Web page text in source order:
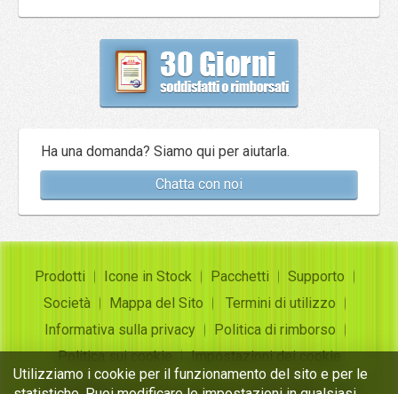
Ha una domanda? Siamo qui per aiutarla.
Chatta con noi
Prodotti Icone in Stock Pacchetti
Supporto
Società
Mappa del Sito
Termini di utilizzo
Informativa sulla privacy
Politica di rimborso
Politica sui cookie
Impostazioni dei cookie
Copyright © Insofta Development 2004-2026. Tutti i
Utilizziamo i cookie per il funzionamento del sito e per le